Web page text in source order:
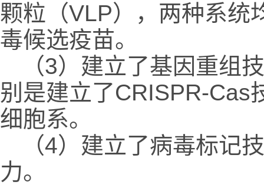
颗粒（VLP），两种系统
毒候选疫苗。
（3）建立了基因重组
别是建立了CRISPR-Cas
细胞系。
（4）建立了病毒标记
力。